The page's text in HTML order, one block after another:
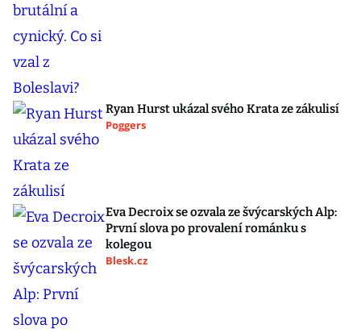
Ryan Hurst ukázal svého Krata ze zákulisí
Poggers
Eva Decroix se ozvala ze švýcarských Alp:
První slova po provalení románku s
kolegou
Blesk.cz